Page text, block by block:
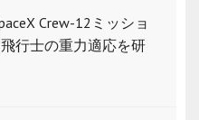
Crew-12ミッショ
行士の重力適応を研